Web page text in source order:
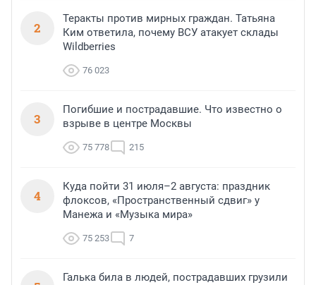
2
Теракты против мирных граждан. Татьяна
Ким ответила, почему ВСУ атакует склады
Wildberries
76 023
3
Погибшие и пострадавшие. Что известно о
взрыве в центре Москвы
75 778 215
4
Куда пойти 31 июля–2 августа: праздник
флоксов, «Пространственный сдвиг» у
Манежа и «Музыка мира»
75 253 7
Галька била в людей, пострадавших грузили